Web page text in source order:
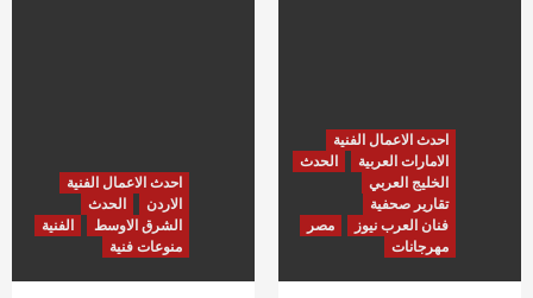
احدث الاعمال الفنية
الامارات العربية
الحدث
الخليج العربي
تقارير صحفية
فنان العرب نيوز
مصر
مهرجانات
احدث الاعمال الفنية
الاردن
الحدث
الشرق الاوسط
الفنية
منوعات فنية